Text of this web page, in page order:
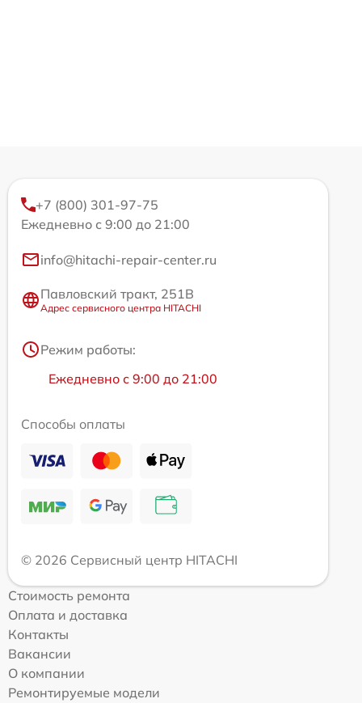
+7 (800) 301-97-75
Ежедневно с 9:00 до 21:00
info@hitachi-repair-center.ru
Павловский тракт, 251В
Адрес сервисного центра HITACHI
Режим работы:
Ежедневно с 9:00 до 21:00
Способы оплаты
© 2026 Сервисный центр HITACHI
Стоимость ремонта
Оплата и доставка
Контакты
Вакансии
О компании
Ремонтируемые модели